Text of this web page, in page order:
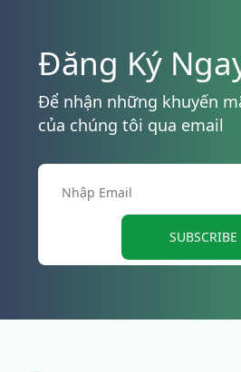
Đăng Ký
Để nhận những khuyến
của chúng tôi qua email
SUBSCRIBE